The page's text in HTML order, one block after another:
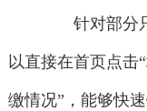
针对部分只
以直接在首页点击
缴情况”，能够快